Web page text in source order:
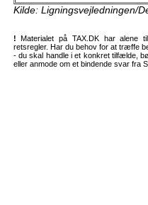
Kilde: Ligningsvejledningen/
! Materialet på TAX.DK har alene
retsregler. Har du behov for at træffe
- du skal handle i et konkret tilfælde,
eller anmode om et bindende svar fra